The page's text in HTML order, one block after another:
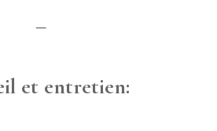
–
et entretien: